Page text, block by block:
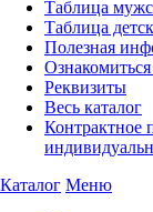
Таблица
Таблица
Полезная
Реквизиты
Весь каталог
Контрактное
Каталог Меню